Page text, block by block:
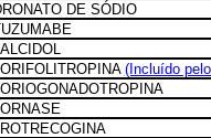
DE SÓDIO
(Incluído